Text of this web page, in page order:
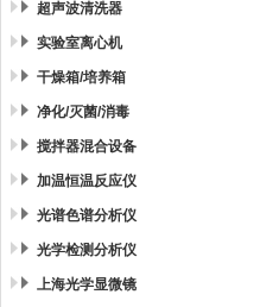
超声波清洗器
实验室离心机
干燥箱/培养箱
净化/灭菌/消毒
搅拌器混合设备
加温恒温反应仪
光谱色谱分析仪
光学检测分析仪
上海光学显微镜